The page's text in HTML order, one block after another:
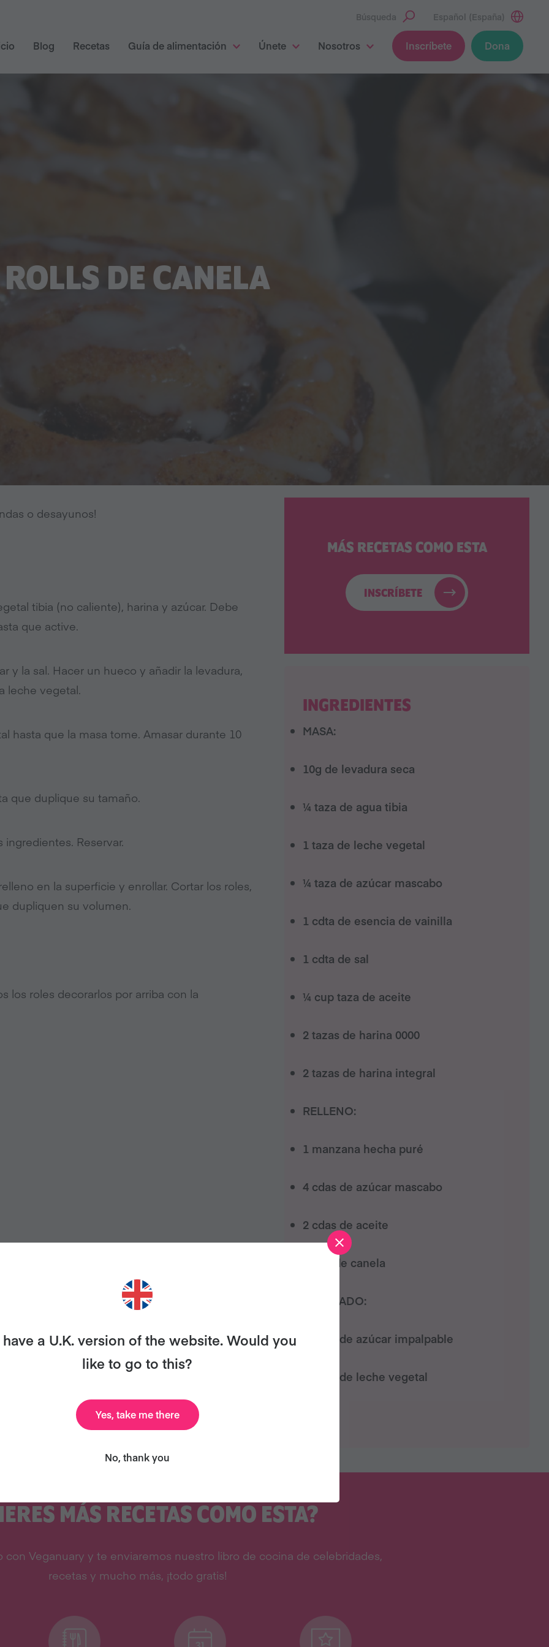
Búsqueda Español (España)
Blog Recetas Guía de alimentación Únete Nosotros Inscríbete Dona
ROLLS DE CANELA
MÁS RECETAS COMO ESTA
INSCRÍBETE
INGREDIENTES
MASA:
10g de levadura seca
¼ taza de agua tibia
1 taza de leche vegetal
¼ taza de azúcar mascabo
1 cdta de esencia de vainilla
1 cdta de sal
¼ cup taza de aceite
2 tazas de harina 0000
2 tazas de harina integral
RELLENO:
1 manzana hecha puré
4 cdas de azúcar mascabo
2 cdas de aceite
1 cda de canela
GLASEADO:
5 cdas de azúcar impalpable
2 cdas de leche vegetal
o desayunos!
tibia (no caliente), harina y azúcar. Debe
que active.
y la sal. Hacer un hueco y añadir la levadura,
leche vegetal.
hasta que la masa tome. Amasar durante 10
que duplique su tamaño.
Reservar.
en la superficie y enrollar. Cortar los roles,
dupliquen su volumen.
los roles decorarlos por arriba con la
MÁS RECETAS COMO ESTA?
con Veganuary y te enviaremos nuestro libro de cocina de celebridades,
recetas y mucho más, ¡todo gratis!
a U.K. version of the website. Would you
like to go to this?
Yes, take me there
No, thank you